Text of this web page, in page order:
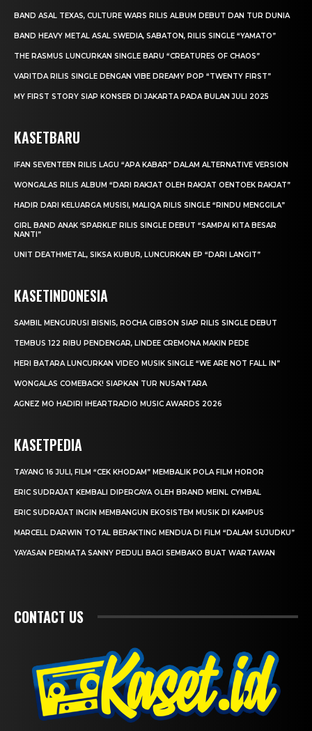
BAND ASAL TEXAS, CULTURE WARS RILIS ALBUM DEBUT DAN TUR DUNIA
BAND HEAVY METAL ASAL SWEDIA, SABATON, RILIS SINGLE “YAMATO”
THE RASMUS LUNCURKAN SINGLE BARU “CREATURES OF CHAOS”
VARITDA RILIS SINGLE DENGAN VIBE DREAMY POP “TWENTY FIRST”
MY FIRST STORY SIAP KONSER DI JAKARTA PADA BULAN JULI 2025
KASETBARU
IFAN SEVENTEEN RILIS LAGU “APA KABAR” DALAM ALTERNATIVE VERSION
WONGALAS RILIS ALBUM “DARI RAKJAT OLEH RAKJAT OENTOEK RAKJAT”
HADIR DARI KELUARGA MUSISI, MALIQA RILIS SINGLE “RINDU MENGGILA”
GIRL BAND ANAK ‘SPARKLE’ RILIS SINGLE DEBUT “SAMPAI KITA BESAR
NANTI”
UNIT DEATHMETAL, SIKSA KUBUR, LUNCURKAN EP “DARI LANGIT”
KASETINDONESIA
SAMBIL MENGURUSI BISNIS, ROCHA GIBSON SIAP RILIS SINGLE DEBUT
TEMBUS 122 RIBU PENDENGAR, LINDEE CREMONA MAKIN PEDE
HERI BATARA LUNCURKAN VIDEO MUSIK SINGLE “WE ARE NOT FALL IN”
WONGALAS COMEBACK! SIAPKAN TUR NUSANTARA
AGNEZ MO HADIRI IHEARTRADIO MUSIC AWARDS 2026
KASETPEDIA
TAYANG 16 JULI, FILM “CEK KHODAM” MEMBALIK POLA FILM HOROR
ERIC SUDRAJAT KEMBALI DIPERCAYA OLEH BRAND MEINL CYMBAL
ERIC SUDRAJAT INGIN MEMBANGUN EKOSISTEM MUSIK DI KAMPUS
MARCELL DARWIN TOTAL BERAKTING MENDUA DI FILM “DALAM SUJUDKU”
YAYASAN PERMATA SANNY PEDULI BAGI SEMBAKO BUAT WARTAWAN
CONTACT US